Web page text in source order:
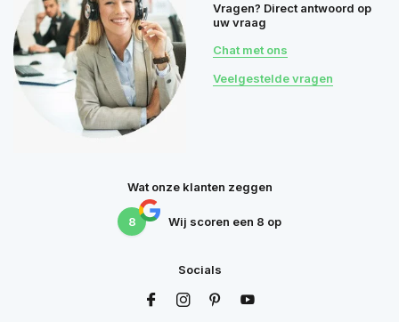
Vragen? Direct antwoord op
uw vraag
Chat met ons
Veelgestelde vragen
Wat onze klanten zeggen
8 Wij scoren een 8 op
Socials